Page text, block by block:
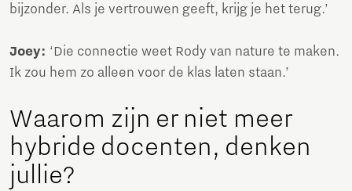
bijzonder. Als je vertrouwen geeft, krijg je het terug.’
Joey: ‘Die connectie weet Rody van nature te maken.
Ik zou hem zo alleen voor de klas laten staan.’
Waarom zijn er niet meer
hybride docenten, denken
jullie?